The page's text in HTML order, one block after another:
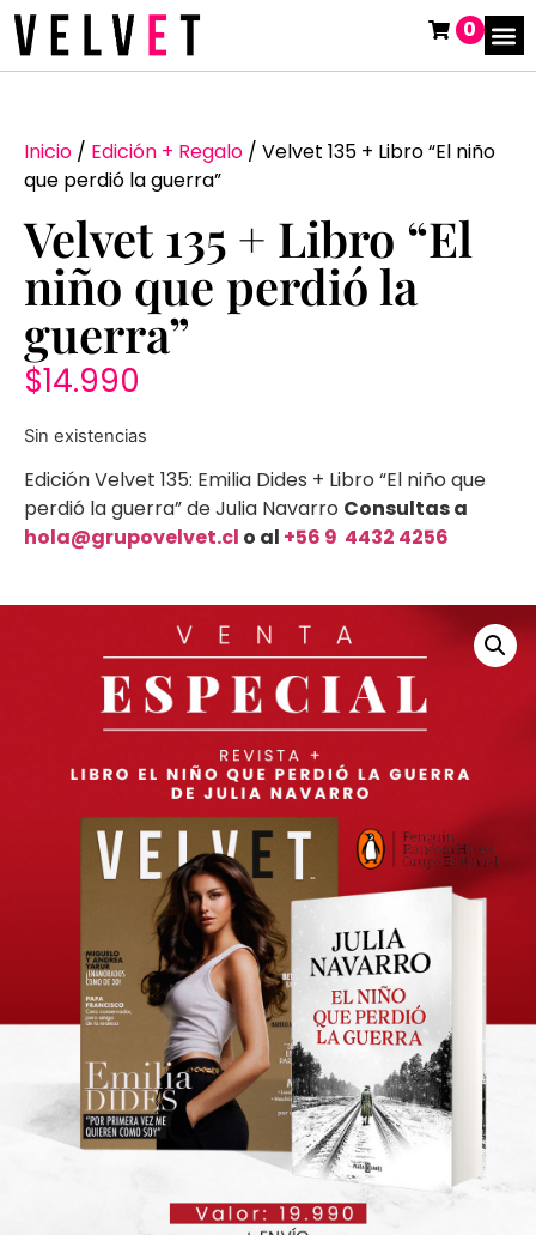
0
Inicio / Edición + Regalo / Velvet 135 + Libro “El niño
que perdió la guerra”
Velvet 135 + Libro “El
niño que perdió la
guerra”
$14.990
Sin existencias
Edición Velvet 135: Emilia Dides + Libro “El niño que
perdió la guerra” de Julia Navarro Consultas a
hola@grupovelvet.cl o al +56 9 4432 4256